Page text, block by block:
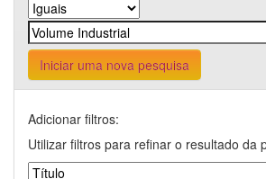
Iniciar uma nova pesquisa
Adicionar filtros:
Utilizar filtros para refinar o resultado da